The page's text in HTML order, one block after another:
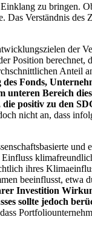
zu bringen.
Das Verständnis des
der
Position berechnet,
Anteil
Fonds,
unteren Bereich
positiv zu den
nicht an, dass
und
ihres
beeinflusst, etwa
Investition
sollte jedoch